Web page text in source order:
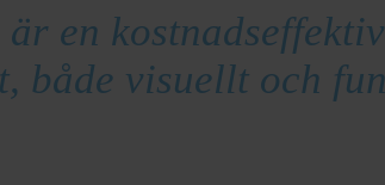
en
både visuellt och